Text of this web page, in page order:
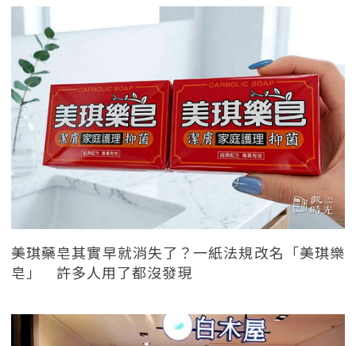
美琪藥皂其實早就消失了？一紙法規改名「美琪樂
皂」 許多人用了都沒發現